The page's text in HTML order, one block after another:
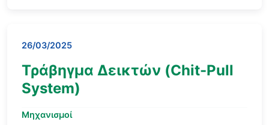
26/03/2025
Τράβηγμα Δεικτών (Chit-Pull
System)
Μηχανισμοί